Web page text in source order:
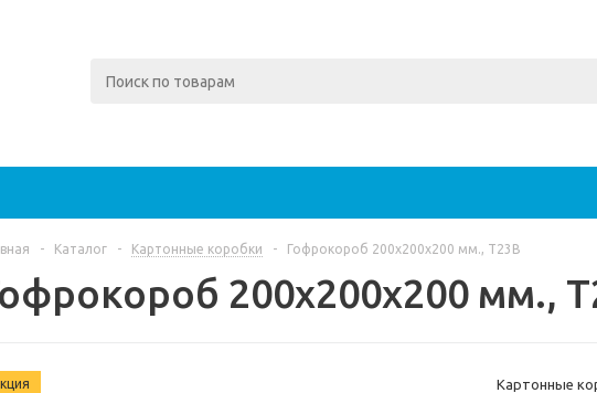
- Каталог - Картонные коробки - Гофрокороб 200х200х200 мм., Т23В
200х200х200 мм.,
Картонные